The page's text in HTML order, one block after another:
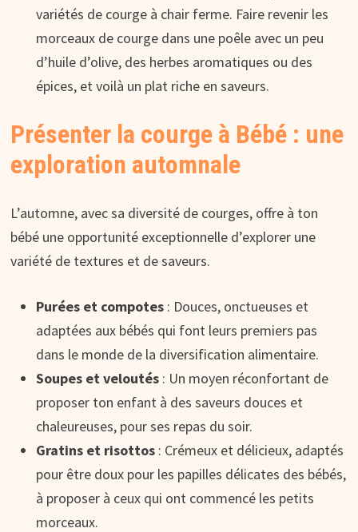
variétés de courge à chair ferme. Faire revenir les
morceaux de courge dans une poêle avec un peu
d’huile d’olive, des herbes aromatiques ou des
épices, et voilà un plat riche en saveurs.
Présenter la courge à Bébé : une
exploration automnale
L’automne, avec sa diversité de courges, offre à ton
bébé une opportunité exceptionnelle d’explorer une
variété de textures et de saveurs.
Purées et compotes: Douces, onctueuses et
adaptées aux bébés qui font leurs premiers pas
dans le monde de la diversification alimentaire.
Soupes et veloutés: Un moyen réconfortant de
proposer ton enfant à des saveurs douces et
chaleureuses, pour ses repas du soir.
Gratins et risottos : Crémeux et délicieux, adaptés
pour être doux pour les papilles délicates des bébés,
à proposer à ceux qui ont commencé les petits
morceaux.